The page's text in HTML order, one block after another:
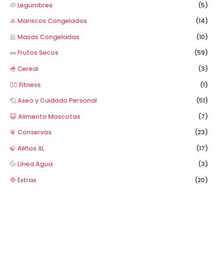
🥔 Legumbres
(5)
🦪 Mariscos Congelados
(14)
🥟 Masas Congeladas
(10)
🥜 Frutos Secos
(59)
🥣 Cereal
(3)
🏋️‍♂️ Fitness
(1)
🧻 Aseo y Cuidado Personal
(51)
😺 Alimento Mascotas
(7)
🥫 Conservas
(23)
🍃 Aliños XL
(17)
💦 Línea Agua
(3)
🧅 Extras
(20)